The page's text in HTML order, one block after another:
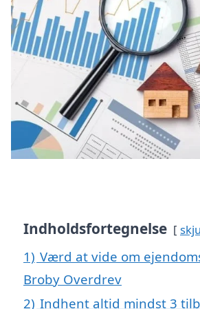
Indholdsfortegnelse
1) Værd at vide om
Broby Overdrev
2) Indhent altid mindst 3